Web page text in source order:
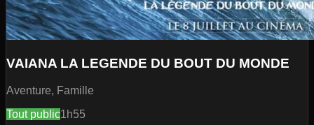
VAIANA LA LEGENDE DU BOUT DU MONDE
Aventure, Famille
Tout public1h55